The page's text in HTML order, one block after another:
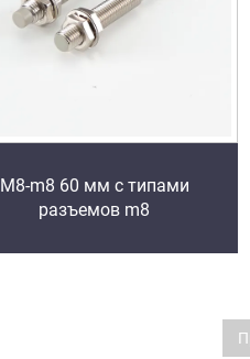
M8-m8 60 мм с типами
разъемов m8